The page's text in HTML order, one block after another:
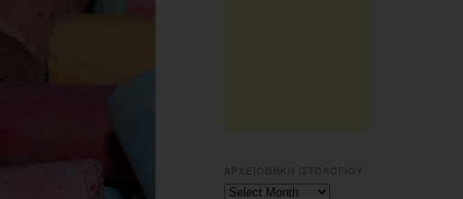
ΑΡΧΕΙΟΘΗΚΗ ΙΣΤΟΛΟΓΙΟΥ
Αρχειοθηκη